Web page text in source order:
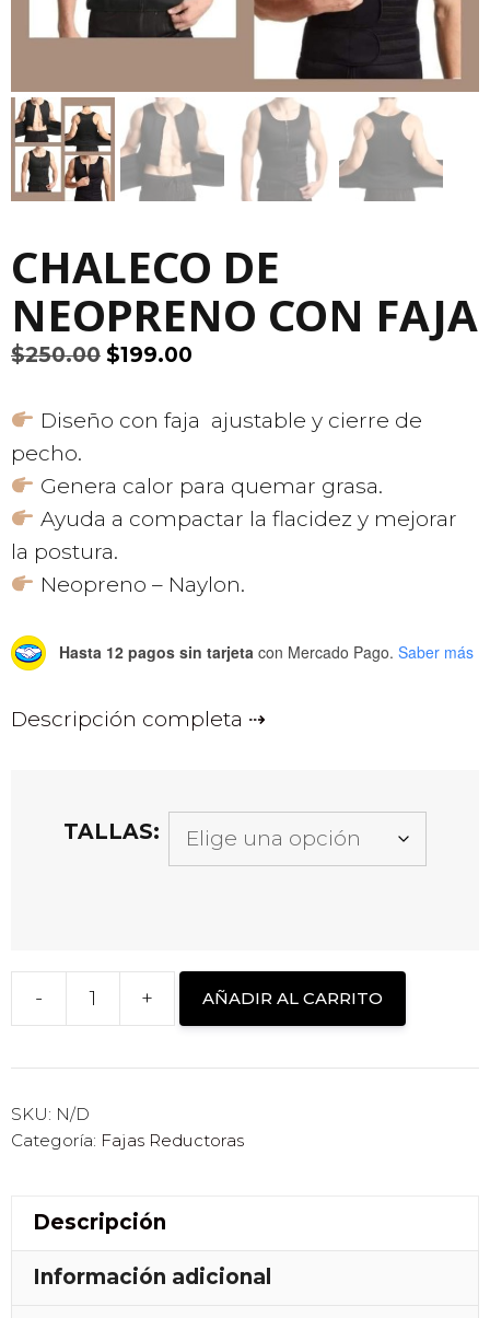
CHALECO DE
NEOPRENO CON FAJA
$250.00 El
original
$250.00.
$199.00
actual
$199.00.
Diseño con faja ajustable y cierre de
pecho.
Genera calor para quemar grasa.
Ayuda a compactar la flacidez y mejorar
la postura.
Neopreno – Naylon.
Hasta 12 pagos sin tarjeta con Mercado Pago. Saber más
Descripción completa
TALLAS:
-
CHALECO
FAJA
+ AÑADIR AL CARRITO
SKU: N/D
Categoría: Fajas Reductoras
Descripción
Información adicional